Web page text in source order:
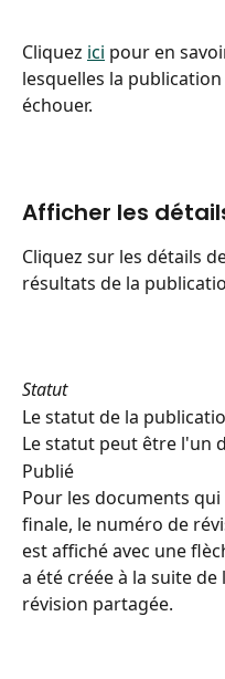
Cliquez ici pour en
lesquelles la
échouer.
Afficher les
Cliquez sur les détails
résultats de la
Statut
Le statut de la
Le statut peut être l'un
Publié
Pour les documents
finale, le numéro de
est affiché avec une
a été créée à la suite
révision partagée.